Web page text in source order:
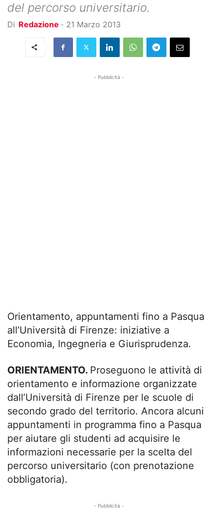
del percorso universitario.
Di Redazione - 21 Marzo 2013
- Pubblicità -
Orientamento, appuntamenti fino a Pasqua
all’Università di Firenze: iniziative a
Economia, Ingegneria e Giurisprudenza.
ORIENTAMENTO. Proseguono le attività di
orientamento e informazione organizzate
dall’Università di Firenze per le scuole di
secondo grado del territorio. Ancora alcuni
appuntamenti in programma fino a Pasqua
per aiutare gli studenti ad acquisire le
informazioni necessarie per la scelta del
percorso universitario (con prenotazione
obbligatoria).
- Pubblicità -